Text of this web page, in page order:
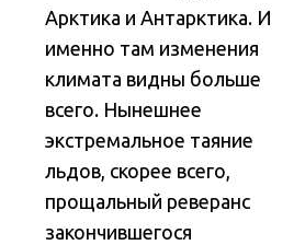
Арктика и Антарктика. И
именно там изменения
климата видны больше
всего. Нынешнее
экстремальное таяние
льдов, скорее всего,
прощальный реверанс
закончившегося